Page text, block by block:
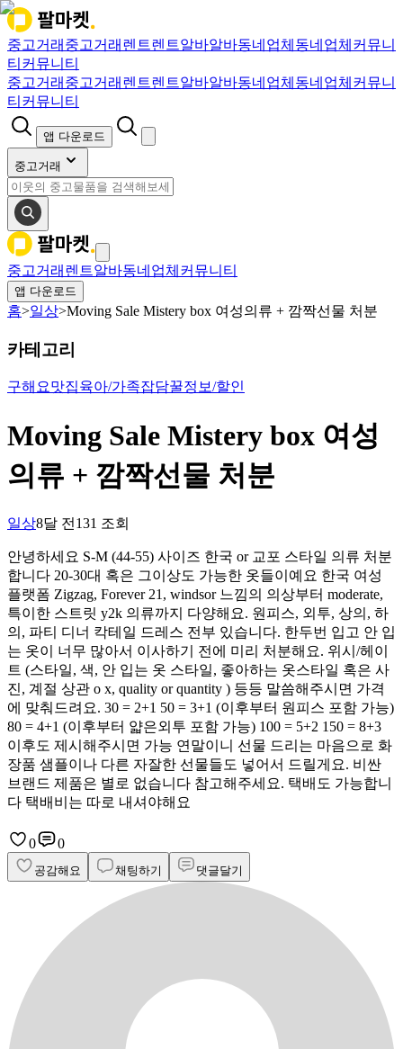
중고거래 중고거래 렌트렌트알바알바동네업체 동네업체 커뮤니
티 커뮤니티
중고거래 중고거래 렌트렌트알바알바동네업체 동네업체 커뮤니
티 커뮤니티
앱 다운로드
중고거래
중고거래 렌트알바동네업체 커뮤니티
앱 다운로드
홈>일상>Moving Sale Mistery box 여성의류 + 깜짝선물 처분
카테고리
구해요맛집육아/가족잡담꿀정보/할인
Moving Sale Mistery box 여성
의류 + 깜짝선물 처분
일상8달 전 131 조회
안녕하세요 S-M (44-55) 사이즈 한국 or 교포 스타일 의류 처분
합니다 20-30대 혹은 그이상도 가능한 옷들이예요 한국 여성
플랫폼 Zigzag, Forever 21, windsor 느낌의 의상부터 moderate,
특이한 스트릿 y2k 의류까지 다양해요. 원피스, 외투, 상의, 하
의, 파티 디너 칵테일 드레스 전부 있습니다. 한두번 입고 안 입
는 옷이 너무 많아서 이사하기 전에 미리 처분해요. 위시/헤이
트 (스타일, 색, 안 입는 옷 스타일, 좋아하는 옷스타일 혹은 사
진, 계절 상관 o x, quality or quantity ) 등등 말씀해주시면 가격
에 맞춰드려요. 30 = 2+1 50 = 3+1 (이후부터 원피스 포함 가능)
80 = 4+1 (이후부터 얇은외투 포함 가능) 100 = 5+2 150 = 8+3
이후도 제시해주시면 가능 연말이니 선물 드리는 마음으로 화
장품 샘플이나 다른 자잘한 선물들도 넣어서 드릴게요. 비싼
브랜드 제품은 별로 없습니다 참고해주세요. 택배도 가능합니
다 택배비는 따로 내셔야해요
0 0
공감해요 채팅하기 댓글달기